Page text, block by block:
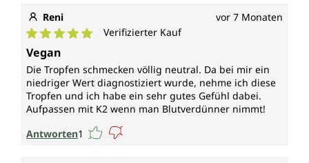
trägt bei zu/zur:
einer normalen Blutgerinnung
Erhaltung normaler Knochen
*Durch die Europäische Behörde für
Lebensmittelsicherheit zugelassene
gesundheitsbezogene Angaben.
Reni vor 7 Monaten
Durchschnittliche Bewertung von 5 von 5 Sternen
Verifizierter Kauf
Vegan
Die Tropfen schmecken völlig neutral. Da bei mir ein
niedriger Wert diagnostiziert wurde, nehme ich diese
Tropfen und ich habe ein sehr gutes Gefühl dabei.
Aufpassen mit K2 wenn man Blutverdünner nimmt!
Antworten1